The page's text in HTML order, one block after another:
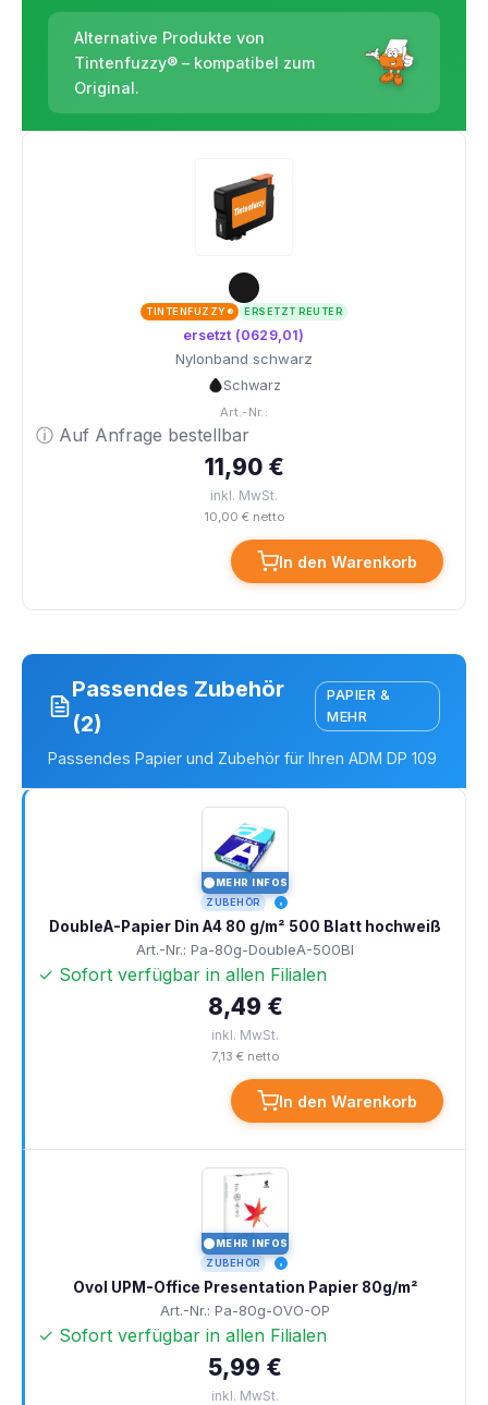
Alternative Produkte von
Tintenfuzzy® – kompatibel zum
Original.
TINTENFUZZY® ERSETZT REUTER
ersetzt (0629,01)
Nylonband schwarz
Schwarz
Art.-Nr.:
ⓘ Auf Anfrage bestellbar
11,90 €
inkl. MwSt.
10,00 € netto
In den Warenkorb
Passendes Zubehör
(2)
PAPIER &
MEHR
Passendes Papier und Zubehör für Ihren ADM DP 109
MEHR INFOS
ZUBEHÖR
DoubleA-Papier Din A4 80 g/m² 500 Blatt hochweiß
Art.-Nr.: Pa-80g-DoubleA-500Bl
✓ Sofort verfügbar in allen Filialen
8,49 €
inkl. MwSt.
7,13 € netto
In den Warenkorb
MEHR INFOS
ZUBEHÖR
Ovol UPM-Office Presentation Papier 80g/m²
Art.-Nr.: Pa-80g-OVO-OP
✓ Sofort verfügbar in allen Filialen
5,99 €
inkl. MwSt.